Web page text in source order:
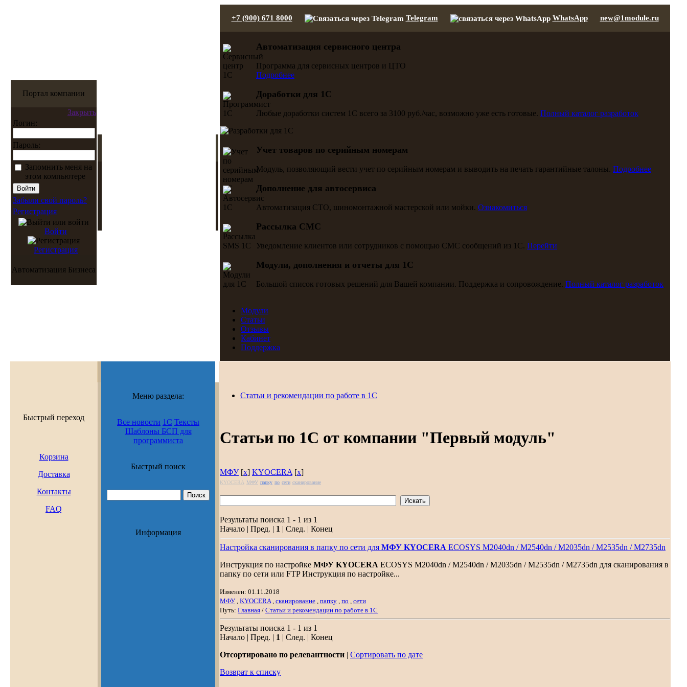
Портал компании
Закрыть
Логин:
Пароль:
Запомнить меня на
этом компьютере
Забыли свой пароль?
Регистрация
Войти
Регистрация
Автоматизация Бизнеса
+7 (900) 671 8000 Telegram WhatsApp new@1module.ru
Автоматизация сервисного центра
Программа для сервисных центров и ЦТО
Подробнее
Доработки для 1С
Любые доработки систем 1С всего за 3100 руб./час, возможно уже есть готовые. Полный каталог разработок
Учет товаров по серийным номерам
Модуль, позволяющий вести учет по серийным номерам и выводить на печать гарантийные талоны. Подробнее
Дополнение для автосервиса
Автоматизация СТО, шиномонтажной мастерской или мойки. Ознакомиться
Рассылка СМС
Уведомление клиентов или сотрудников с помощью СМС сообщений из 1С. Перейти
Модули, дополнения и отчеты для 1С
Большой список готовых решений для Вашей компании. Поддержка и сопровождение. Полный каталог разработок
Модули
Статьи
Отзывы
Кабинет
Поддержка
Быстрый переход
Корзина
Доставка
Контакты
FAQ
Меню раздела:
Все новости 1С Тексты
Шаблоны БСП для
программиста
Быстрый поиск
Информация
Статьи и рекомендации по работе в 1С
Статьи по 1С от компании "Первый модуль"
МФУ[x] KYOCERA [x]
KYOCERA МФУ папку по сети сканирование
Результаты поиска 1 - 1 из 1
Начало | Пред. | 1 | След. | Конец
Настройка сканирования в папку по сети для МФУ KYOCERA ECOSYS M2040dn / M2540dn / M2035dn / M2535dn / M2735dn
Инструкция по настройке МФУ KYOCERA ECOSYS M2040dn / M2540dn / M2035dn / M2535dn / M2735dn для сканирования в
папку по сети или FTP Инструкция по настройке...
Изменен: 01.11.2018
МФУ KYOCERA сканирование папку по
сети
Путь: Главная / Статьи и рекомендации по работе в 1С
Результаты поиска 1 - 1 из 1
Начало | Пред. | 1 | След. | Конец
Отсортировано по релевантности | Сортировать по дате
Возврат к списку